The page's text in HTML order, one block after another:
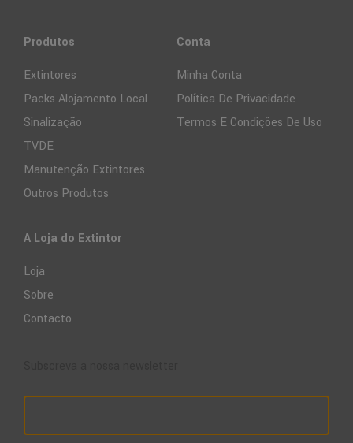
Produtos
Extintores
Packs Alojamento Local
Sinalização
TVDE
Manutenção Extintores
Outros Produtos
Conta
Minha Conta
Política De Privacidade
Termos E Condições De Uso
A Loja do Extintor
Loja
Sobre
Contacto